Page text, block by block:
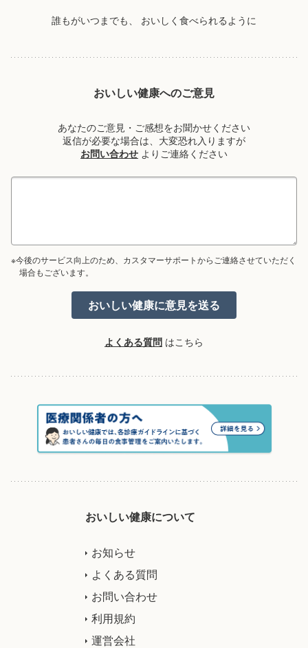
誰もがいつまでも、 おいしく食べられるように
おいしい健康へのご意見
あなたのご意見・ご感想をお聞かせください
返信が必要な場合は、大変恐れ入りますが
お問い合わせ よりご連絡ください
※今後のサービス向上のため、カスタマーサポートからご連絡させていただく
場合もございます。
よくある質問 はこちら
おいしい健康について
お知らせ
よくある質問
お問い合わせ
利用規約
運営会社